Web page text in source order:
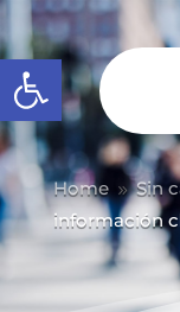
Abrir barra de
Home 9 Sin
información